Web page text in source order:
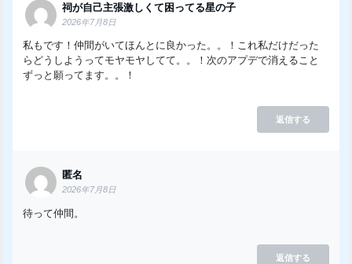
祠が自己主張激しくて困ってる星の子
2026年7月8日
私もです！仲間がいてほんとに良かった。。！これ私だけだった
らどうしようってモヤモヤしてて。。！次のアプデで消えること
ずっと願ってます。。！
返信する
匿名
2026年7月8日
待って仲間。
返信する